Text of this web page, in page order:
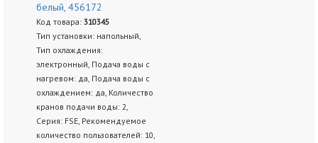
белый, 456172
Код товара: 310345
Тип установки: напольный,
Тип охлаждения:
электронный, Подача воды с
нагревом: да, Подача воды с
охлаждением: да, Количество
кранов подачи воды: 2,
Серия: FSE, Рекомендуемое
количество пользователей: 10,